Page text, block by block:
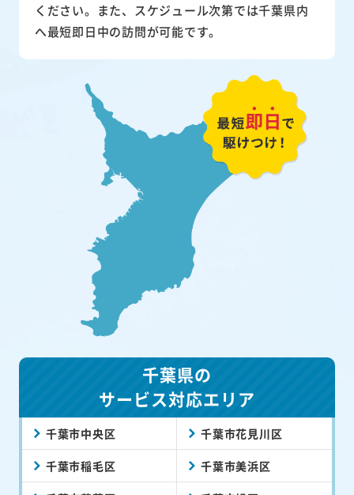
ください。また、スケジュール次第では千葉県内
へ最短即日中の訪問が可能です。
千葉県の
サービス対応エリア
千葉市中央区 千葉市花見川区
千葉市稲毛区 千葉市美浜区